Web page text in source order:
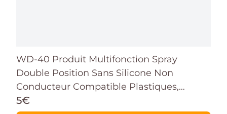
WD-40 Produit Multifonction Spray
Double Position Sans Silicone Non
Conducteur Compatible Plastiques,
Caoutchoucs, Tous Métaux 200 ML
5€